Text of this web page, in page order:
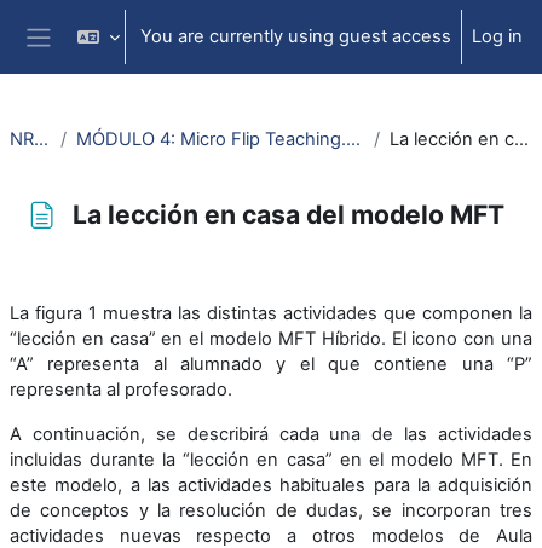
Skip to main content
Side panel
You are currently using guest access Log in
NR_35411 MÓDULO 4: Micro Flip Teaching. Un método de Aula Invertida Híbrido La lección en casa del modelo MFT
La lección en casa del modelo MFT
La figura 1 muestra las distintas actividades que componen la
“lección en casa” en el modelo MFT Híbrido. El icono con una
“A” representa al alumnado y el que contiene una “P”
representa al profesorado.
A continuación, se describirá cada una de las actividades
incluidas durante la “lección en casa” en el modelo MFT. En
este modelo, a las actividades habituales para la adquisición
de conceptos y la resolución de dudas, se incorporan tres
actividades nuevas respecto a otros modelos de Aula